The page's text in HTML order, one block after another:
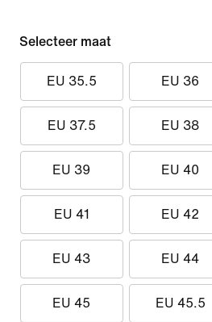
Selecteer maat
EU 35.5 EU 36
EU 37.5 EU 38
EU 39 EU 40
EU 41 EU 42
EU 43 EU 44
EU 45 EU 45.5